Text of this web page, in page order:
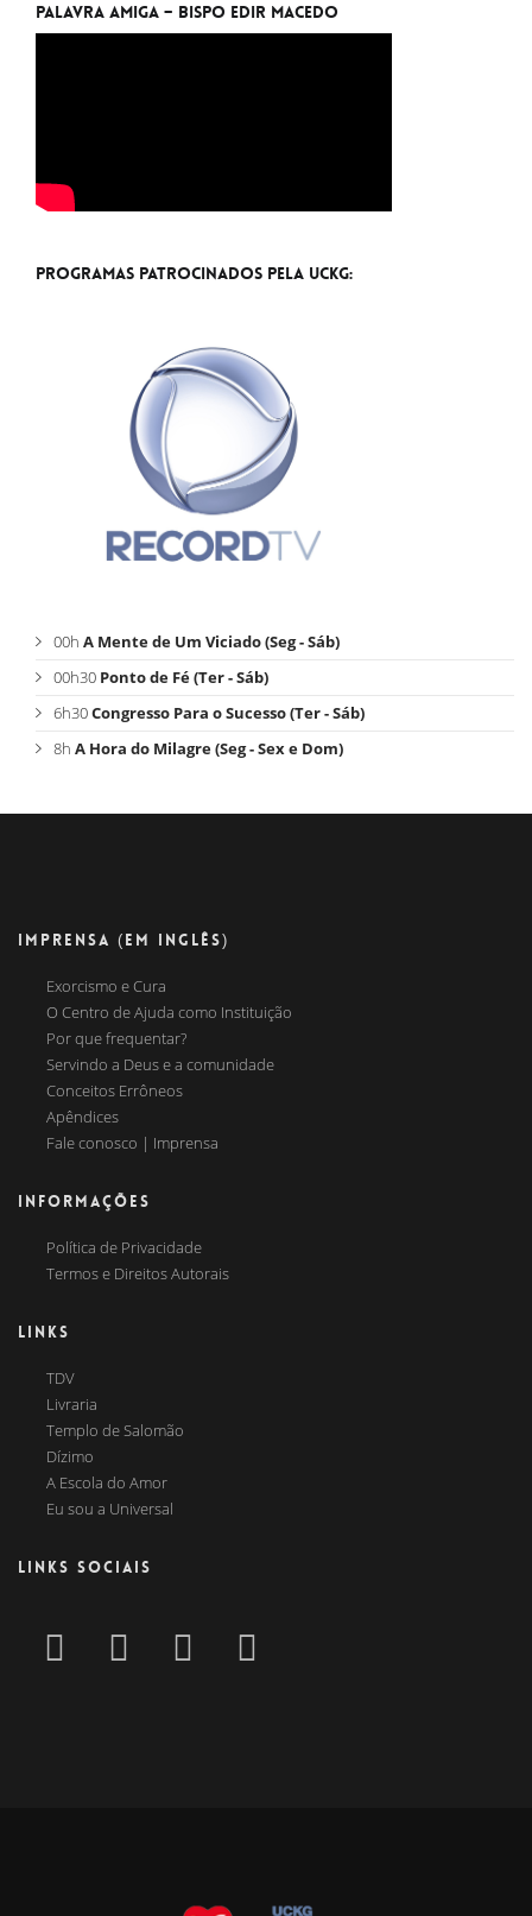
Palavra Amiga – Bispo Edir Macedo
Programas Patrocinados pela UCKG:
00h A Mente de Um Viciado (Seg - Sáb)
00h30 Ponto de Fé (Ter - Sáb)
6h30Congresso Para o Sucesso (Ter - Sáb)
8h A Hora do Milagre (Seg - Sex e Dom)
IMPRENSA (EM INGLÊS)
Exorcismo e Cura
O Centro de Ajuda como Instituição
Por que frequentar?
Servindo a Deus e a comunidade
Conceitos Errôneos
Apêndices
Fale conosco | Imprensa
INFORMAÇÕES
Política de Privacidade
Termos e Direitos Autorais
LINKS
TDV
Livraria
Templo de Salomão
Dízimo
A Escola do Amor
Eu sou a Universal
LINKS SOCIAIS